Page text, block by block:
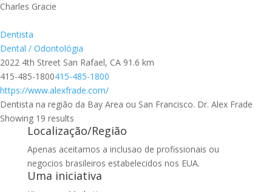
Charles Gracie
Dentista
Dental / Odontológia
2022 4th Street San Rafael, CA 91.6 km
415-485-1800415-485-1800
https://www.alexfrade.com/
Dentista na região da Bay Area ou San Francisco. Dr. Alex Frade
Showing 19 results
Localização/Região
Apenas aceitamos a inclusao de profissionais ou
negocios brasileiros estabelecidos nos EUA.
Uma iniciativa